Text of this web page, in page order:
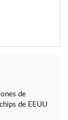
de
de EEUU